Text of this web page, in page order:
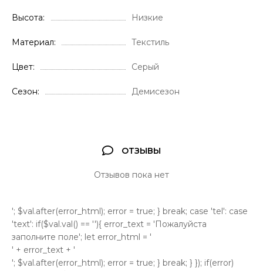
Высота Низкие
Материал Текстиль
Цвет Серый
Сезон Демисезон
ОТЗЫВЫ
Отзывов пока нет
'; $val.after(error_html); error = true; } break; case 'tel': case
'text': if($val.val() == ''){ error_text = 'Пожалуйста
заполните поле'; let error_html = '
' + error_text + '
'; $val.after(error_html); error = true; } break; } }); if(error)